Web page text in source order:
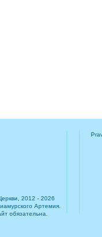
2012 - 2026
Артемия.
обязательна.